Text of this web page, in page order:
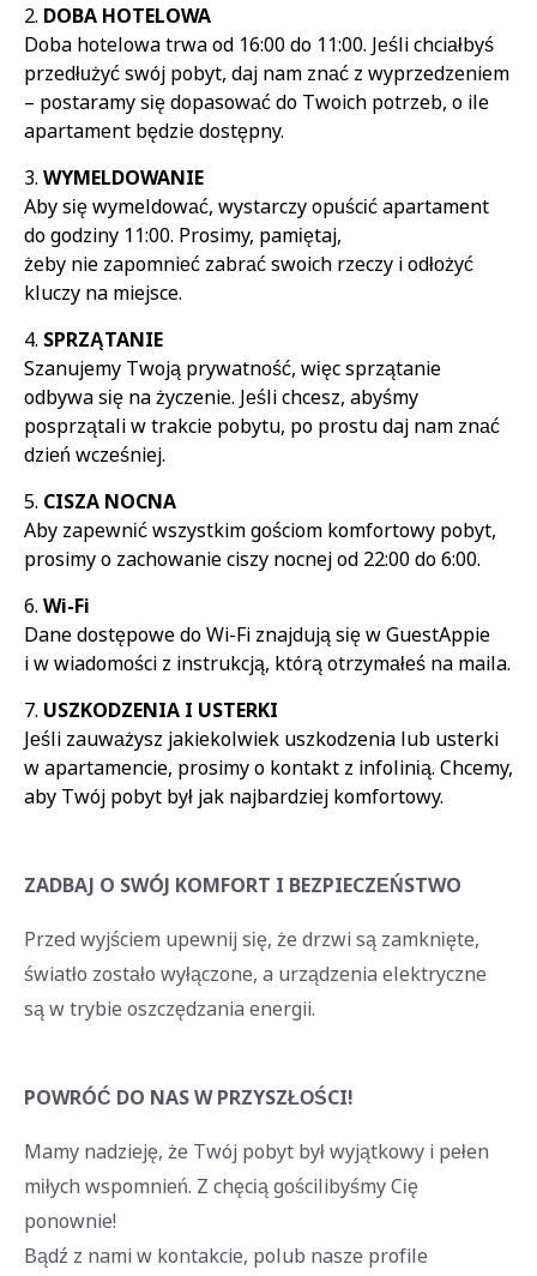
DOBA HOTELOWA
Doba hotelowa trwa od 16:00 do 11:00. Jeśli chciałbyś
przedłużyć swój pobyt, daj nam znać z wyprzedzeniem
– postaramy się dopasować do Twoich potrzeb, o ile
apartament będzie dostępny.
WYMELDOWANIE
Aby się wymeldować, wystarczy opuścić apartament
do godziny 11:00. Prosimy, pamiętaj,
żeby nie zapomnieć zabrać swoich rzeczy i odłożyć
kluczy na miejsce.
SPRZĄTANIE
Szanujemy Twoją prywatność, więc sprzątanie
odbywa się na życzenie. Jeśli chcesz, abyśmy
posprzątali w trakcie pobytu, po prostu daj nam znać
dzień wcześniej.
CISZA NOCNA
Aby zapewnić wszystkim gościom komfortowy pobyt,
prosimy o zachowanie ciszy nocnej od 22:00 do 6:00.
Wi-Fi
Dane dostępowe do Wi-Fi znajdują się w GuestAppie
i w wiadomości z instrukcją, którą otrzymałeś na maila.
USZKODZENIA I USTERKI
Jeśli zauważysz jakiekolwiek uszkodzenia lub usterki
w apartamencie, prosimy o kontakt z infolinią. Chcemy,
aby Twój pobyt był jak najbardziej komfortowy.
ZADBAJ O SWÓJ KOMFORT I BEZPIECZEŃSTWO
Przed wyjściem upewnij się, że drzwi są zamknięte,
światło zostało wyłączone, a urządzenia elektryczne
są w trybie oszczędzania energii.
POWRÓĆ DO NAS W PRZYSZŁOŚCI!
Mamy nadzieję, że Twój pobyt był wyjątkowy i pełen
miłych wspomnień. Z chęcią gościlibyśmy Cię
ponownie!
Bądź z nami w kontakcie, polub nasze profile